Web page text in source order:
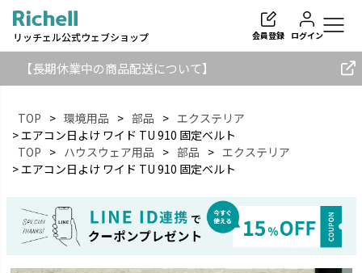
リッチェル公式ウェブショップ 会員登録 ログイン
【長期休業中の商品配送について】
検索
TOP 環境用品 部品
エクステリア
エアコン日よけ ワイド TU 910 固定ベルト
TOP
ハウスウェア用品 部品
エクステリア
エアコン日よけ ワイド TU 910 固定ベルト